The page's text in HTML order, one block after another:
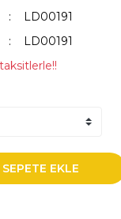
LD00191
LD00191
SEPETE EKLE